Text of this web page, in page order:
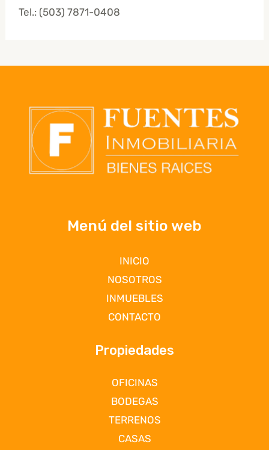
Tel.: (503) 7871-0408
Menú del sitio web
INICIO
NOSOTROS
INMUEBLES
CONTACTO
Propiedades
OFICINAS
BODEGAS
TERRENOS
CASAS